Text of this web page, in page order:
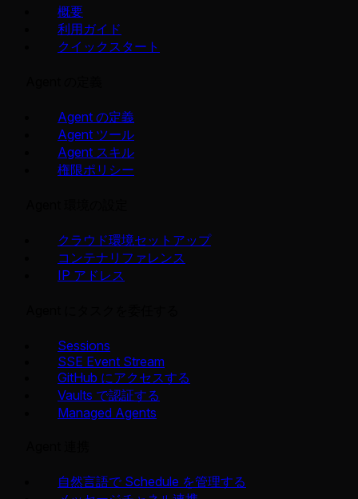
概要
利用ガイド
クイックスタート
Agent の定義
Agent ツール
Agent スキル
権限ポリシー
クラウド環境セットアップ
コンテナリファレンス
IP アドレス
Sessions
SSE Event Stream
GitHub にアクセスする
Vaults で認証する
Managed Agents
自然言語で Schedule を管理する